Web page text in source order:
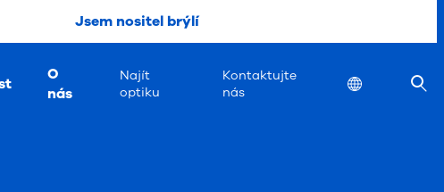
Jsem nositel brýlí
O
nás
Najít
optiku
Kontaktujte
nás
Location